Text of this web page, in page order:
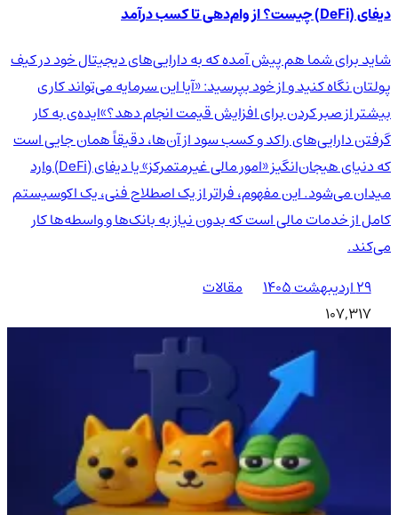
دیفای (DeFi) چیست؟ از وام‌دهی تا کسب درآمد
شاید برای شما هم پیش آمده که به دارایی‌های دیجیتال خود در کیف
پولتان نگاه کنید و از خود بپرسید: «آیا این سرمایه می‌تواند کاری
بیشتر از صبر کردن برای افزایش قیمت انجام دهد؟»ایده‌ی به کار
گرفتن دارایی‌های راکد و کسب سود از آن‌ها، دقیقاً همان جایی است
که دنیای هیجان‌انگیز «امور مالی غیرمتمرکز» یا دیفای (DeFi) وارد
میدان می‌شود. این مفهوم، فراتر از یک اصطلاح فنی، یک اکوسیستم
کامل از خدمات مالی است که بدون نیاز به بانک‌ها و واسطه‌ها کار
می‌کند.
۲۹ اردیبهشت ۱۴۰۵
مقالات
107,317